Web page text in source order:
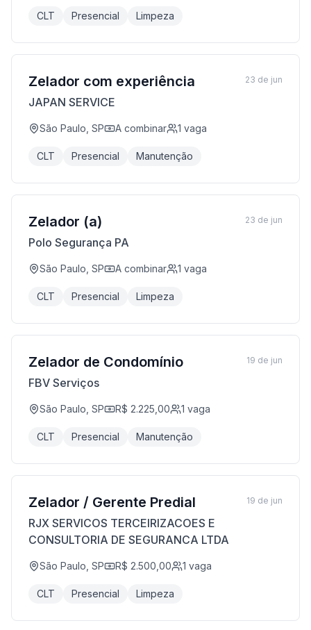
CLT Presencial Limpeza
Zelador com experiência
JAPAN SERVICE
São Paulo, SP A combinar 1 vaga
CLT Presencial Manutenção
23 de jun
Zelador (a)
Polo Segurança PA
São Paulo, SP A combinar 1 vaga
CLT Presencial Limpeza
23 de jun
Zelador de Condomínio
FBV Serviços
São Paulo, SP R$ 2.225,00 1 vaga
CLT Presencial Manutenção
19 de jun
Zelador / Gerente Predial
RJX SERVICOS TERCEIRIZACOES E
CONSULTORIA DE SEGURANCA LTDA
São Paulo, SP R$ 2.500,00 1 vaga
CLT Presencial Limpeza
19 de jun